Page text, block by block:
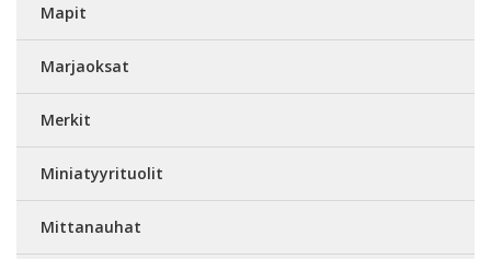
Mapit
Marjaoksat
Merkit
Miniatyyrituolit
Mittanauhat